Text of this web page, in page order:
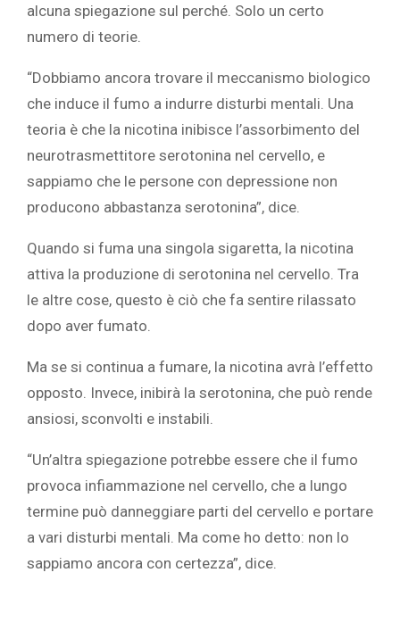
alcuna spiegazione sul perché. Solo un certo
numero di teorie.
“Dobbiamo ancora trovare il meccanismo biologico
che induce il fumo a indurre disturbi mentali. Una
teoria è che la nicotina inibisce l’assorbimento del
neurotrasmettitore serotonina nel cervello, e
sappiamo che le persone con depressione non
producono abbastanza serotonina”, dice.
Quando si fuma una singola sigaretta, la nicotina
attiva la produzione di serotonina nel cervello. Tra
le altre cose, questo è ciò che fa sentire rilassato
dopo aver fumato.
Ma se si continua a fumare, la nicotina avrà l’effetto
opposto. Invece, inibirà la serotonina, che può rende
ansiosi, sconvolti e instabili.
“Un’altra spiegazione potrebbe essere che il fumo
provoca infiammazione nel cervello, che a lungo
termine può danneggiare parti del cervello e portare
a vari disturbi mentali. Ma come ho detto: non lo
sappiamo ancora con certezza”, dice.